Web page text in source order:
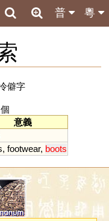
粵
普
僻字
意義
, footwear, boots